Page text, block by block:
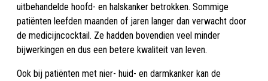
uitbehandelde hoofd- en halskanker betrokken. Sommige
patiënten leefden maanden of jaren langer dan verwacht door
de medicijncocktail. Ze hadden bovendien veel minder
bijwerkingen en dus een betere kwaliteit van leven.
Ook bij patiënten met nier- huid- en darmkanker kan de